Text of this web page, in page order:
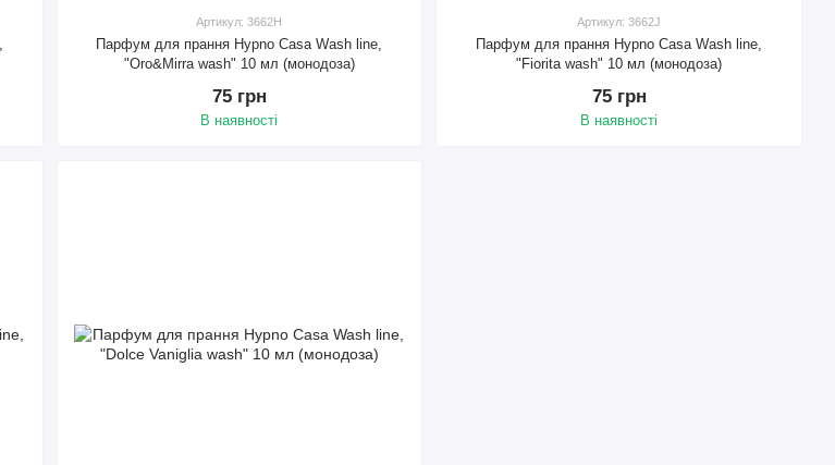
Артикул: 3662H
Парфум для прання Hypno Casa Wash line,
"Oro&Mirra wash" 10 мл (монодоза)
75 грн
В наявності
Артикул: 3662J
Парфум для прання Hypno Casa Wash line,
"Fiorita wash" 10 мл (монодоза)
75 грн
В наявності